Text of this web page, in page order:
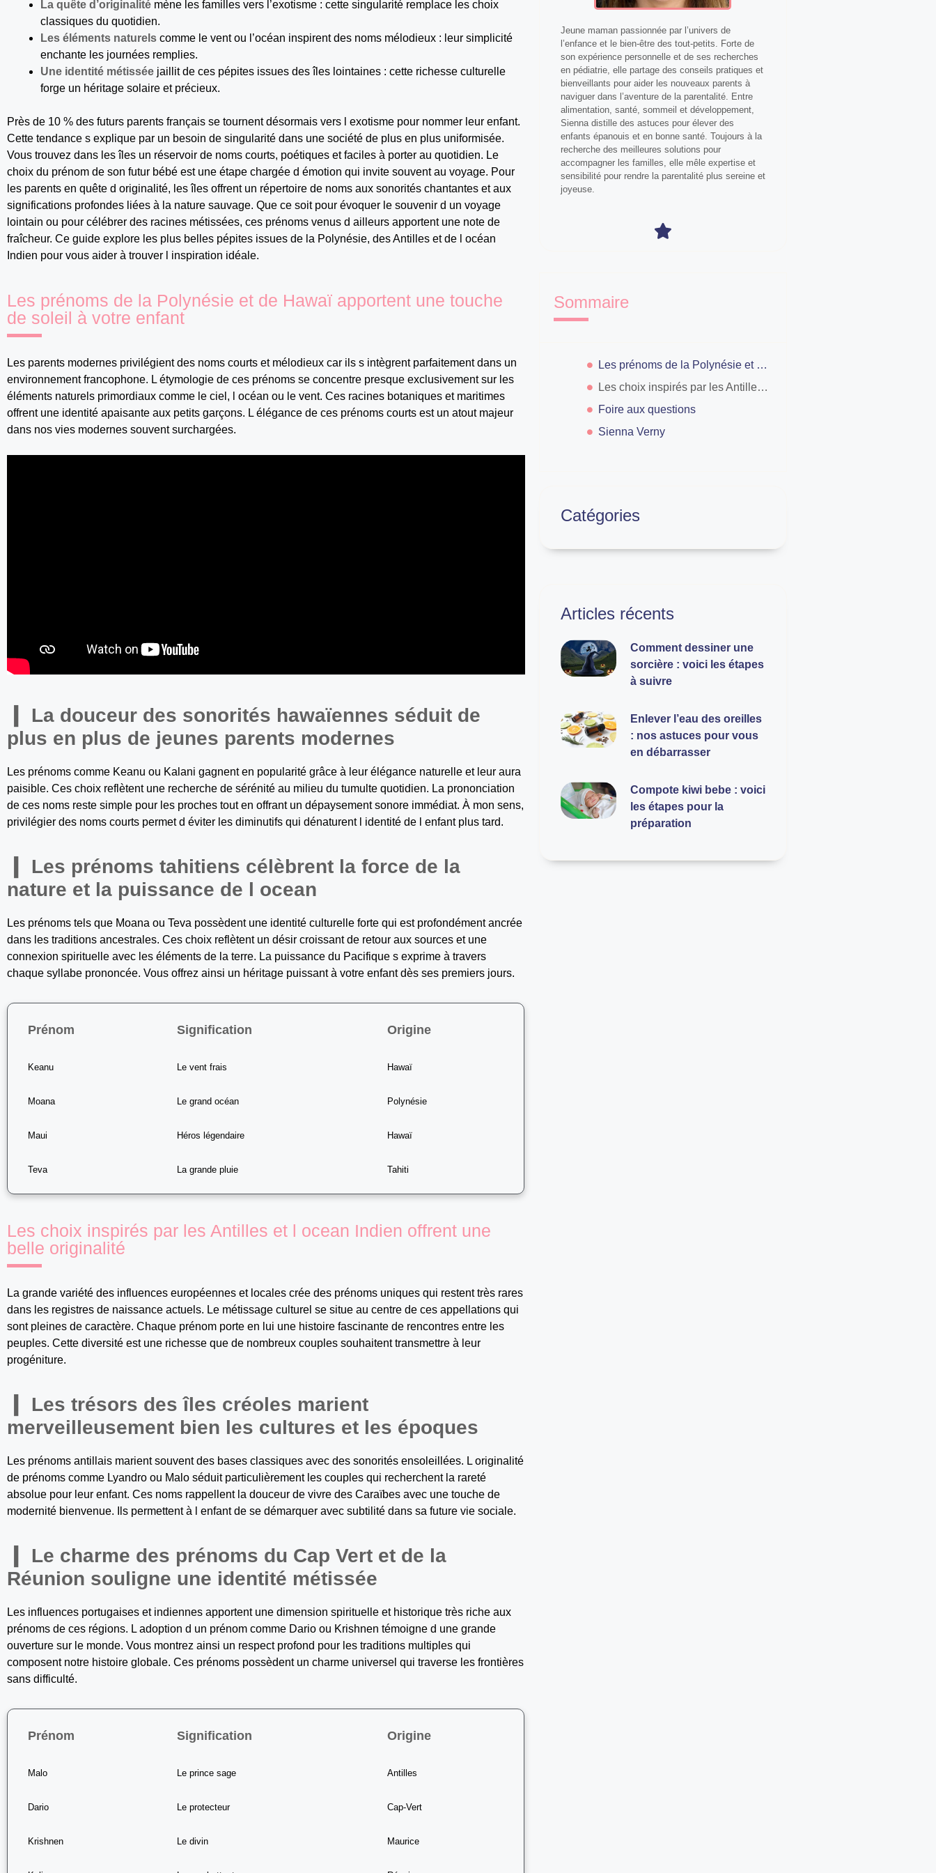
La quête d’originalité mène les familles vers l’exotisme : cette singularité remplace les choix
classiques du quotidien.
Les éléments naturels comme le vent ou l’océan inspirent des noms mélodieux : leur simplicité
enchante les journées remplies.
Une identité métissée jaillit de ces pépites issues des îles lointaines : cette richesse culturelle
forge un héritage solaire et précieux.
Près de 10 % des futurs parents français se tournent désormais vers l exotisme pour nommer leur enfant.
Cette tendance s explique par un besoin de singularité dans une société de plus en plus uniformisée.
Vous trouvez dans les îles un réservoir de noms courts, poétiques et faciles à porter au quotidien. Le
choix du prénom de son futur bébé est une étape chargée d émotion qui invite souvent au voyage. Pour
les parents en quête d originalité, les îles offrent un répertoire de noms aux sonorités chantantes et aux
significations profondes liées à la nature sauvage. Que ce soit pour évoquer le souvenir d un voyage
lointain ou pour célébrer des racines métissées, ces prénoms venus d ailleurs apportent une note de
fraîcheur. Ce guide explore les plus belles pépites issues de la Polynésie, des Antilles et de l océan
Indien pour vous aider à trouver l inspiration idéale.
Les prénoms de la Polynésie et de Hawaï apportent une touche
de soleil à votre enfant
Les parents modernes privilégient des noms courts et mélodieux car ils s intègrent parfaitement dans un
environnement francophone. L étymologie de ces prénoms se concentre presque exclusivement sur les
éléments naturels primordiaux comme le ciel, l océan ou le vent. Ces racines botaniques et maritimes
offrent une identité apaisante aux petits garçons. L élégance de ces prénoms courts est un atout majeur
dans nos vies modernes souvent surchargées.
La douceur des sonorités hawaïennes séduit de
plus en plus de jeunes parents modernes
Les prénoms comme Keanu ou Kalani gagnent en popularité grâce à leur élégance naturelle et leur aura
paisible. Ces choix reflètent une recherche de sérénité au milieu du tumulte quotidien. La prononciation
de ces noms reste simple pour les proches tout en offrant un dépaysement sonore immédiat. À mon sens,
privilégier des noms courts permet d éviter les diminutifs qui dénaturent l identité de l enfant plus tard.
Les prénoms tahitiens célèbrent la force de la
nature et la puissance de l ocean
Les prénoms tels que Moana ou Teva possèdent une identité culturelle forte qui est profondément ancrée
dans les traditions ancestrales. Ces choix reflètent un désir croissant de retour aux sources et une
connexion spirituelle avec les éléments de la terre. La puissance du Pacifique s exprime à travers
chaque syllabe prononcée. Vous offrez ainsi un héritage puissant à votre enfant dès ses premiers jours.
Prénom Signification Origine
Keanu Le vent frais Hawaï
Moana Le grand océan Polynésie
Maui Héros légendaire Hawaï
Teva La grande pluie Tahiti
Les choix inspirés par les Antilles et l ocean Indien offrent une
belle originalité
La grande variété des influences européennes et locales crée des prénoms uniques qui restent très rares
dans les registres de naissance actuels. Le métissage culturel se situe au centre de ces appellations qui
sont pleines de caractère. Chaque prénom porte en lui une histoire fascinante de rencontres entre les
peuples. Cette diversité est une richesse que de nombreux couples souhaitent transmettre à leur
progéniture.
Les trésors des îles créoles marient
merveilleusement bien les cultures et les époques
Les prénoms antillais marient souvent des bases classiques avec des sonorités ensoleillées. L originalité
de prénoms comme Lyandro ou Malo séduit particulièrement les couples qui recherchent la rareté
absolue pour leur enfant. Ces noms rappellent la douceur de vivre des Caraïbes avec une touche de
modernité bienvenue. Ils permettent à l enfant de se démarquer avec subtilité dans sa future vie sociale.
Le charme des prénoms du Cap Vert et de la
Réunion souligne une identité métissée
Les influences portugaises et indiennes apportent une dimension spirituelle et historique très riche aux
prénoms de ces régions. L adoption d un prénom comme Dario ou Krishnen témoigne d une grande
ouverture sur le monde. Vous montrez ainsi un respect profond pour les traditions multiples qui
composent notre histoire globale. Ces prénoms possèdent un charme universel qui traverse les frontières
sans difficulté.
Prénom Signification Origine
Malo Le prince sage Antilles
Dario Le protecteur Cap-Vert
Krishnen Le divin Maurice
Jeune maman passionnée par l’univers de
l’enfance et le bien-être des tout-petits. Forte de
son expérience personnelle et de ses recherches
en pédiatrie, elle partage des conseils pratiques et
bienveillants pour aider les nouveaux parents à
naviguer dans l’aventure de la parentalité. Entre
alimentation, santé, sommeil et développement,
Sienna distille des astuces pour élever des
enfants épanouis et en bonne santé. Toujours à la
recherche des meilleures solutions pour
accompagner les familles, elle mêle expertise et
sensibilité pour rendre la parentalité plus sereine et
joyeuse.
Sommaire
Les prénoms de la Polynésie et de Hawaï apportent une touche de soleil à votre enfant
Les choix inspirés par les Antilles et l ocean Indien offrent une belle originalité
Foire aux questions
Sienna Verny
Catégories
Articles récents
Comment dessiner une
sorcière : voici les étapes
à suivre
Enlever l’eau des oreilles
: nos astuces pour vous
en débarrasser
Compote kiwi bebe : voici
les étapes pour la
préparation